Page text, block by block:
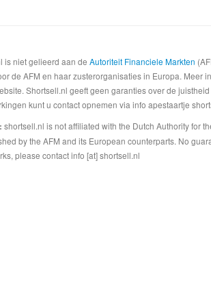
is niet gelieerd aan de Autoriteit Financiele Markten
de AFM en haar zusterorganisaties in Europa.
Shortsell.nl geeft geen garanties over de
kunt u contact opnemen via info apestaartje
shortsell.nl is not affiliated with the Dutch Authority for
by the AFM and its European counterparts. No
please contact info [at] shortsell.nl